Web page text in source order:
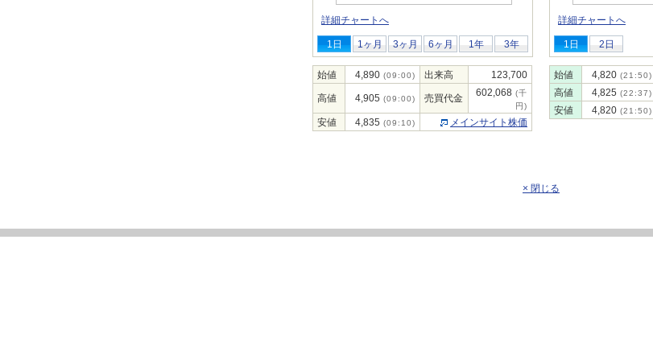
詳細チャートへ
1日 1ヶ月 3ヶ月 6ヶ月 1年 3年
始値 4,890 (09:00) 出来高 123,700
高値 4,905 (09:00) 売買代金 602,068 (千
円)
安値 4,835 (09:10) メインサイト株価
詳細チャートへ
1日 2日
始値 4,820 (21:50)
高値
4,825 (22:37)
安値 4,820 (21:50)
× 閉じる